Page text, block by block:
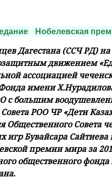
Нобелевская
Дагестана (ССЧ РД)
движением
ассоциацией
имени
с большим
РОО ЧР «Дети
Общественного Совета
Бувайсара
премии мира за
общественного